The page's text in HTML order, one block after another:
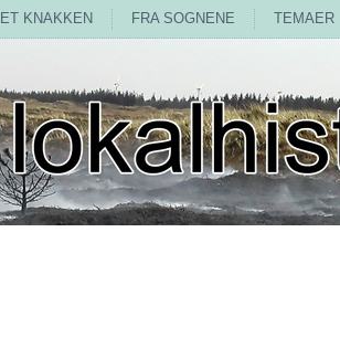
KNAKKEN FRA SOGNENE TEMAER